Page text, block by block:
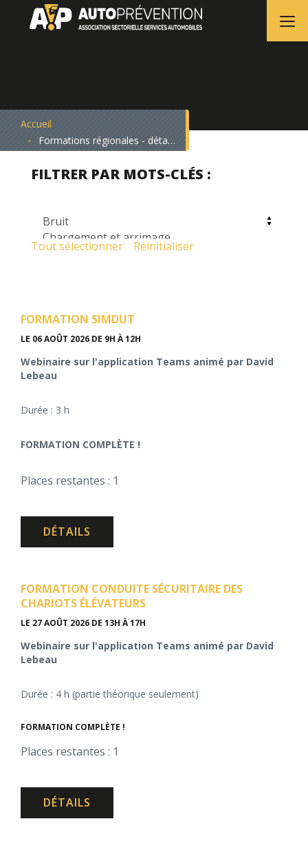
Accueil
Formations régionales - détails
FILTRER PAR MOTS-CLÉS :
Tout sélectionner Réinitialiser
FORMATION SIMDUT
LE 06 AOÛT 2026 DE 9H À 12H
Webinaire sur l'application Teams animé par David
Lebeau
Durée : 3 h
FORMATION COMPLÈTE !
Places restantes : 1
DÉTAILS
FORMATION CONDUITE SÉCURITAIRE DES
CHARIOTS ÉLÉVATEURS
LE 27 AOÛT 2026 DE 13H À 17H
Webinaire sur l'application Teams animé par David
Lebeau
Durée : 4 h (partie théorique seulement)
FORMATION COMPLÈTE !
Places restantes : 1
DÉTAILS